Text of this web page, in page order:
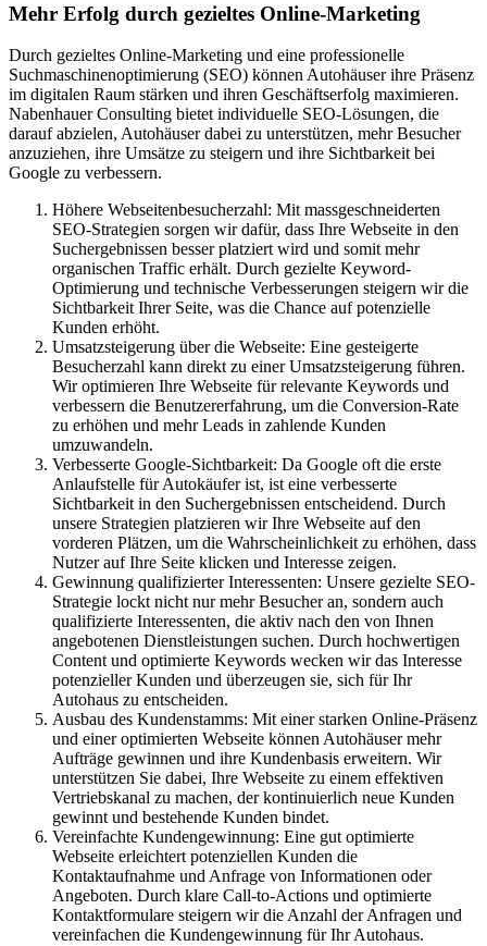
Mehr Erfolg durch gezieltes Online-Marketing
Durch gezieltes Online-Marketing und eine professionelle
Suchmaschinenoptimierung (SEO) können Autohäuser ihre Präsenz
im digitalen Raum stärken und ihren Geschäftserfolg maximieren.
Nabenhauer Consulting bietet individuelle SEO-Lösungen, die
darauf abzielen, Autohäuser dabei zu unterstützen, mehr Besucher
anzuziehen, ihre Umsätze zu steigern und ihre Sichtbarkeit bei
Google zu verbessern.
Höhere Webseitenbesucherzahl: Mit massgeschneiderten
SEO-Strategien sorgen wir dafür, dass Ihre Webseite in den
Suchergebnissen besser platziert wird und somit mehr
organischen Traffic erhält. Durch gezielte Keyword-
Optimierung und technische Verbesserungen steigern wir die
Sichtbarkeit Ihrer Seite, was die Chance auf potenzielle
Kunden erhöht.
Umsatzsteigerung über die Webseite: Eine gesteigerte
Besucherzahl kann direkt zu einer Umsatzsteigerung führen.
Wir optimieren Ihre Webseite für relevante Keywords und
verbessern die Benutzererfahrung, um die Conversion-Rate
zu erhöhen und mehr Leads in zahlende Kunden
umzuwandeln.
Verbesserte Google-Sichtbarkeit: Da Google oft die erste
Anlaufstelle für Autokäufer ist, ist eine verbesserte
Sichtbarkeit in den Suchergebnissen entscheidend. Durch
unsere Strategien platzieren wir Ihre Webseite auf den
vorderen Plätzen, um die Wahrscheinlichkeit zu erhöhen, dass
Nutzer auf Ihre Seite klicken und Interesse zeigen.
Gewinnung qualifizierter Interessenten: Unsere gezielte SEO-
Strategie lockt nicht nur mehr Besucher an, sondern auch
qualifizierte Interessenten, die aktiv nach den von Ihnen
angebotenen Dienstleistungen suchen. Durch hochwertigen
Content und optimierte Keywords wecken wir das Interesse
potenzieller Kunden und überzeugen sie, sich für Ihr
Autohaus zu entscheiden.
Ausbau des Kundenstamms: Mit einer starken Online-Präsenz
und einer optimierten Webseite können Autohäuser mehr
Aufträge gewinnen und ihre Kundenbasis erweitern. Wir
unterstützen Sie dabei, Ihre Webseite zu einem effektiven
Vertriebskanal zu machen, der kontinuierlich neue Kunden
gewinnt und bestehende Kunden bindet.
Vereinfachte Kundengewinnung: Eine gut optimierte
Webseite erleichtert potenziellen Kunden die
Kontaktaufnahme und Anfrage von Informationen oder
Angeboten. Durch klare Call-to-Actions und optimierte
Kontaktformulare steigern wir die Anzahl der Anfragen und
vereinfachen die Kundengewinnung für Ihr Autohaus.